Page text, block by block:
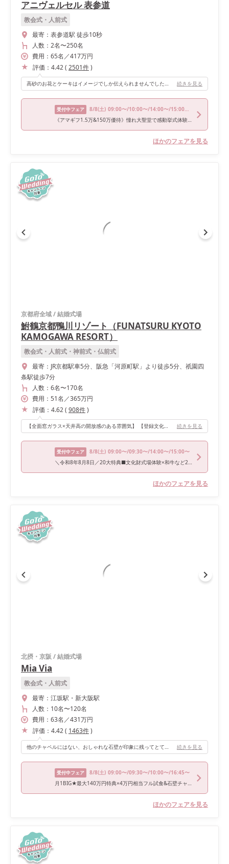
アニヴェルセル 表参道
教会式・人前式
最寄： 表参道駅 徒歩10秒
人数： 2名〜250名
費用： 65名 ／417万円
評価： 4.42( 2501件)
高砂のお花とケーキはイメージでしか伝えられませんでしたが、出来上がりは想像以上に可愛くとても気に入りました。希望を実現してくれます！ 続きを見る
受付中フェア 8/8(土) 09:00〜/10:00〜/14:00〜/15:00〜/16:00〜
《アマギフ1.5万&150万優待》憧れ大聖堂で感動挙式体験×3万豪華*和牛試食×花嫁ALL体験フェア
ほかのフェアを見る
京都府全域/結婚式場
鮒鶴京都鴨川リゾート（FUNATSURU KYOTO
KAMOGAWA RESORT）
教会式・人前式・神前式・仏前式
最寄： JR京都駅車5分、阪急「河原町駅」より徒歩5分、祇園四
条駅徒歩7分
人数： 6名〜170名
費用： 51名 ／365万円
評価： 4.62( 908件)
【全面窓ガラス×天井高の開放感のある雰囲気】 【登録文化財ならではの趣と他にないおしゃれさがあること】 この2点が特におすすめポイントでした！ 90名超えの披露宴でしたが狭さを感じず、でもゲストとの距離の近さも感じる温かい披露宴会場でした。 ゲストと写真撮影をするのも移動がしやすく過ごしやすかったです。 登録有形文化財だからこその木目の趣があり、洋装も和装も似合い、会場コーディネートを考えるのも楽しく選びやすかったのもよかったポイントです。 会場内も非常に明るく、会場に併設する形で自由に使えるホワイエスペースがあったのでゲストが会場内以外にゆったり使えるスペースがあったのもよかったです。 続きを見る
受付中フェア 8/8(土) 09:00〜/09:30〜/14:00〜/15:00〜
＼令和8年8月8日／20大特典■文化財式場体験×和牛など2万円京フレンチ試食
ほかのフェアを見る
北摂・京阪 /結婚式場
Mia Via
教会式・人前式
最寄： 江坂駅・新大阪駅
人数： 10名〜120名
費用： 63名 ／431万円
評価： 4.42( 1463件)
他のチャペルにはない、おしゃれな石壁が印象に残ってとても気に入りました。また、私自身、挙式は少しシックな雰囲気が理想だった為、思い描いていたイメージにもぴったりだった。シックだけど会場自体は暗くなく、天井から差し込む光もすごく良かったので写真データもおしゃれに見えて満足です。 続きを見る
受付中フェア 8/8(土) 09:00〜/09:30〜/10:00〜/16:45〜
月1BIG★最大140万円特典×4万円相当フル試食&石壁チャペル体験
ほかのフェアを見る